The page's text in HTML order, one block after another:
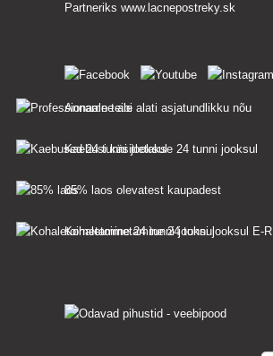
Partneriks www.lacnepostreky.sk
Anname teile alati asjatundlikku nõu
Kaebusi käsitletakse 24 tunni jooksul
85% laos olevatest kaupadest
Kohaletoimetamine 24 tunni jooksul E-R